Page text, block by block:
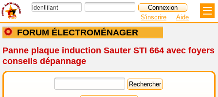
FORUM ÉLECTROMÉNAGER
S'inscrire Aide
Panne plaque induction Sauter STI 664 avec foyers
conseils dépannage